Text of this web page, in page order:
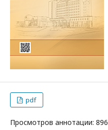
pdf
Просмотров аннотации: 896